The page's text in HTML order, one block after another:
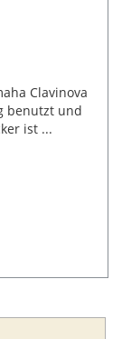
Clavinova
benutzt und
ist ...